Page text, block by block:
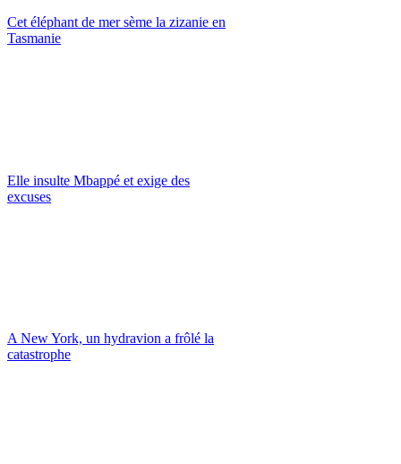
Cet éléphant de mer sème la zizanie en
Tasmanie
Elle insulte Mbappé et exige des
excuses
A New York, un hydravion a frôlé la
catastrophe